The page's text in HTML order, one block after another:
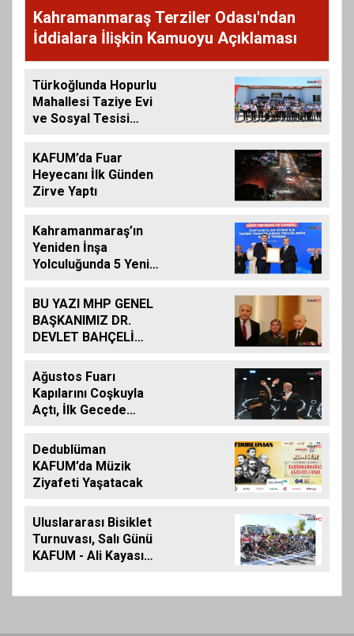
Kahramanmaraş Terziler Odası'ndan
İddialara İlişkin Kamuoyu Açıklaması
Türkoğlunda Hopurlu
Mahallesi Taziye Evi
ve Sosyal Tesisi
KAFUM’da Fuar
Heyecanı İlk Günden
Zirve Yaptı
Kahramanmaraş’ın
Yeniden İnşa
Yolculuğunda 5 Yeni
Açıldı
BU YAZI MHP GENEL
BAŞKANIMIZ DR.
DEVLET BAHÇELİ
ALINMIŞ BİLDİRİDİR..
Ağustos Fuarı
Kapılarını Coşkuyla
Açtı, İlk Gecede
Dedublüman
KAFUM’da Müzik
Ziyafeti Yaşatacak
Uluslararası Bisiklet
Turnuvası, Salı Günü
KAFUM - Ali Kayası